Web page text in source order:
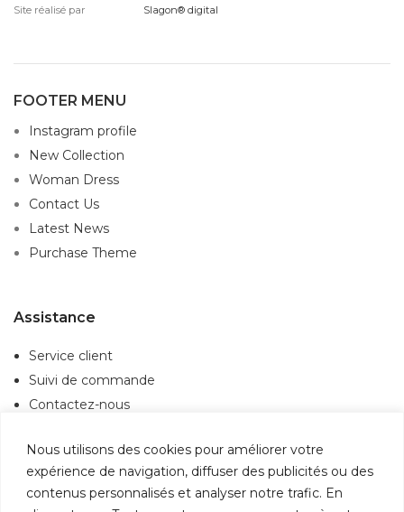
Nous utilisons des cookies pour améliorer votre
expérience de navigation, diffuser des publicités ou des
contenus personnalisés et analyser notre trafic. En
Site réalisé par Slagon® digital
FOOTER MENU
Instagram profile
New Collection
Woman Dress
Contact Us
Latest News
Purchase Theme
Assistance
Service client
Suivi de commande
Contactez-nous
Information